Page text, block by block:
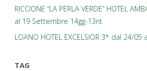
RICCIONE “LA PERLA VERDE” HOTEL
al 19 Settembre 14gg-13nt
LOANO HOTEL EXCELSIOR 3* dal 24/05
TAG